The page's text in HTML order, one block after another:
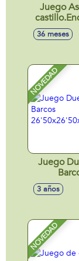
Juego
antes
cartas.
36 meses
NOVEDAD
Juego
3 años
NOVEDAD